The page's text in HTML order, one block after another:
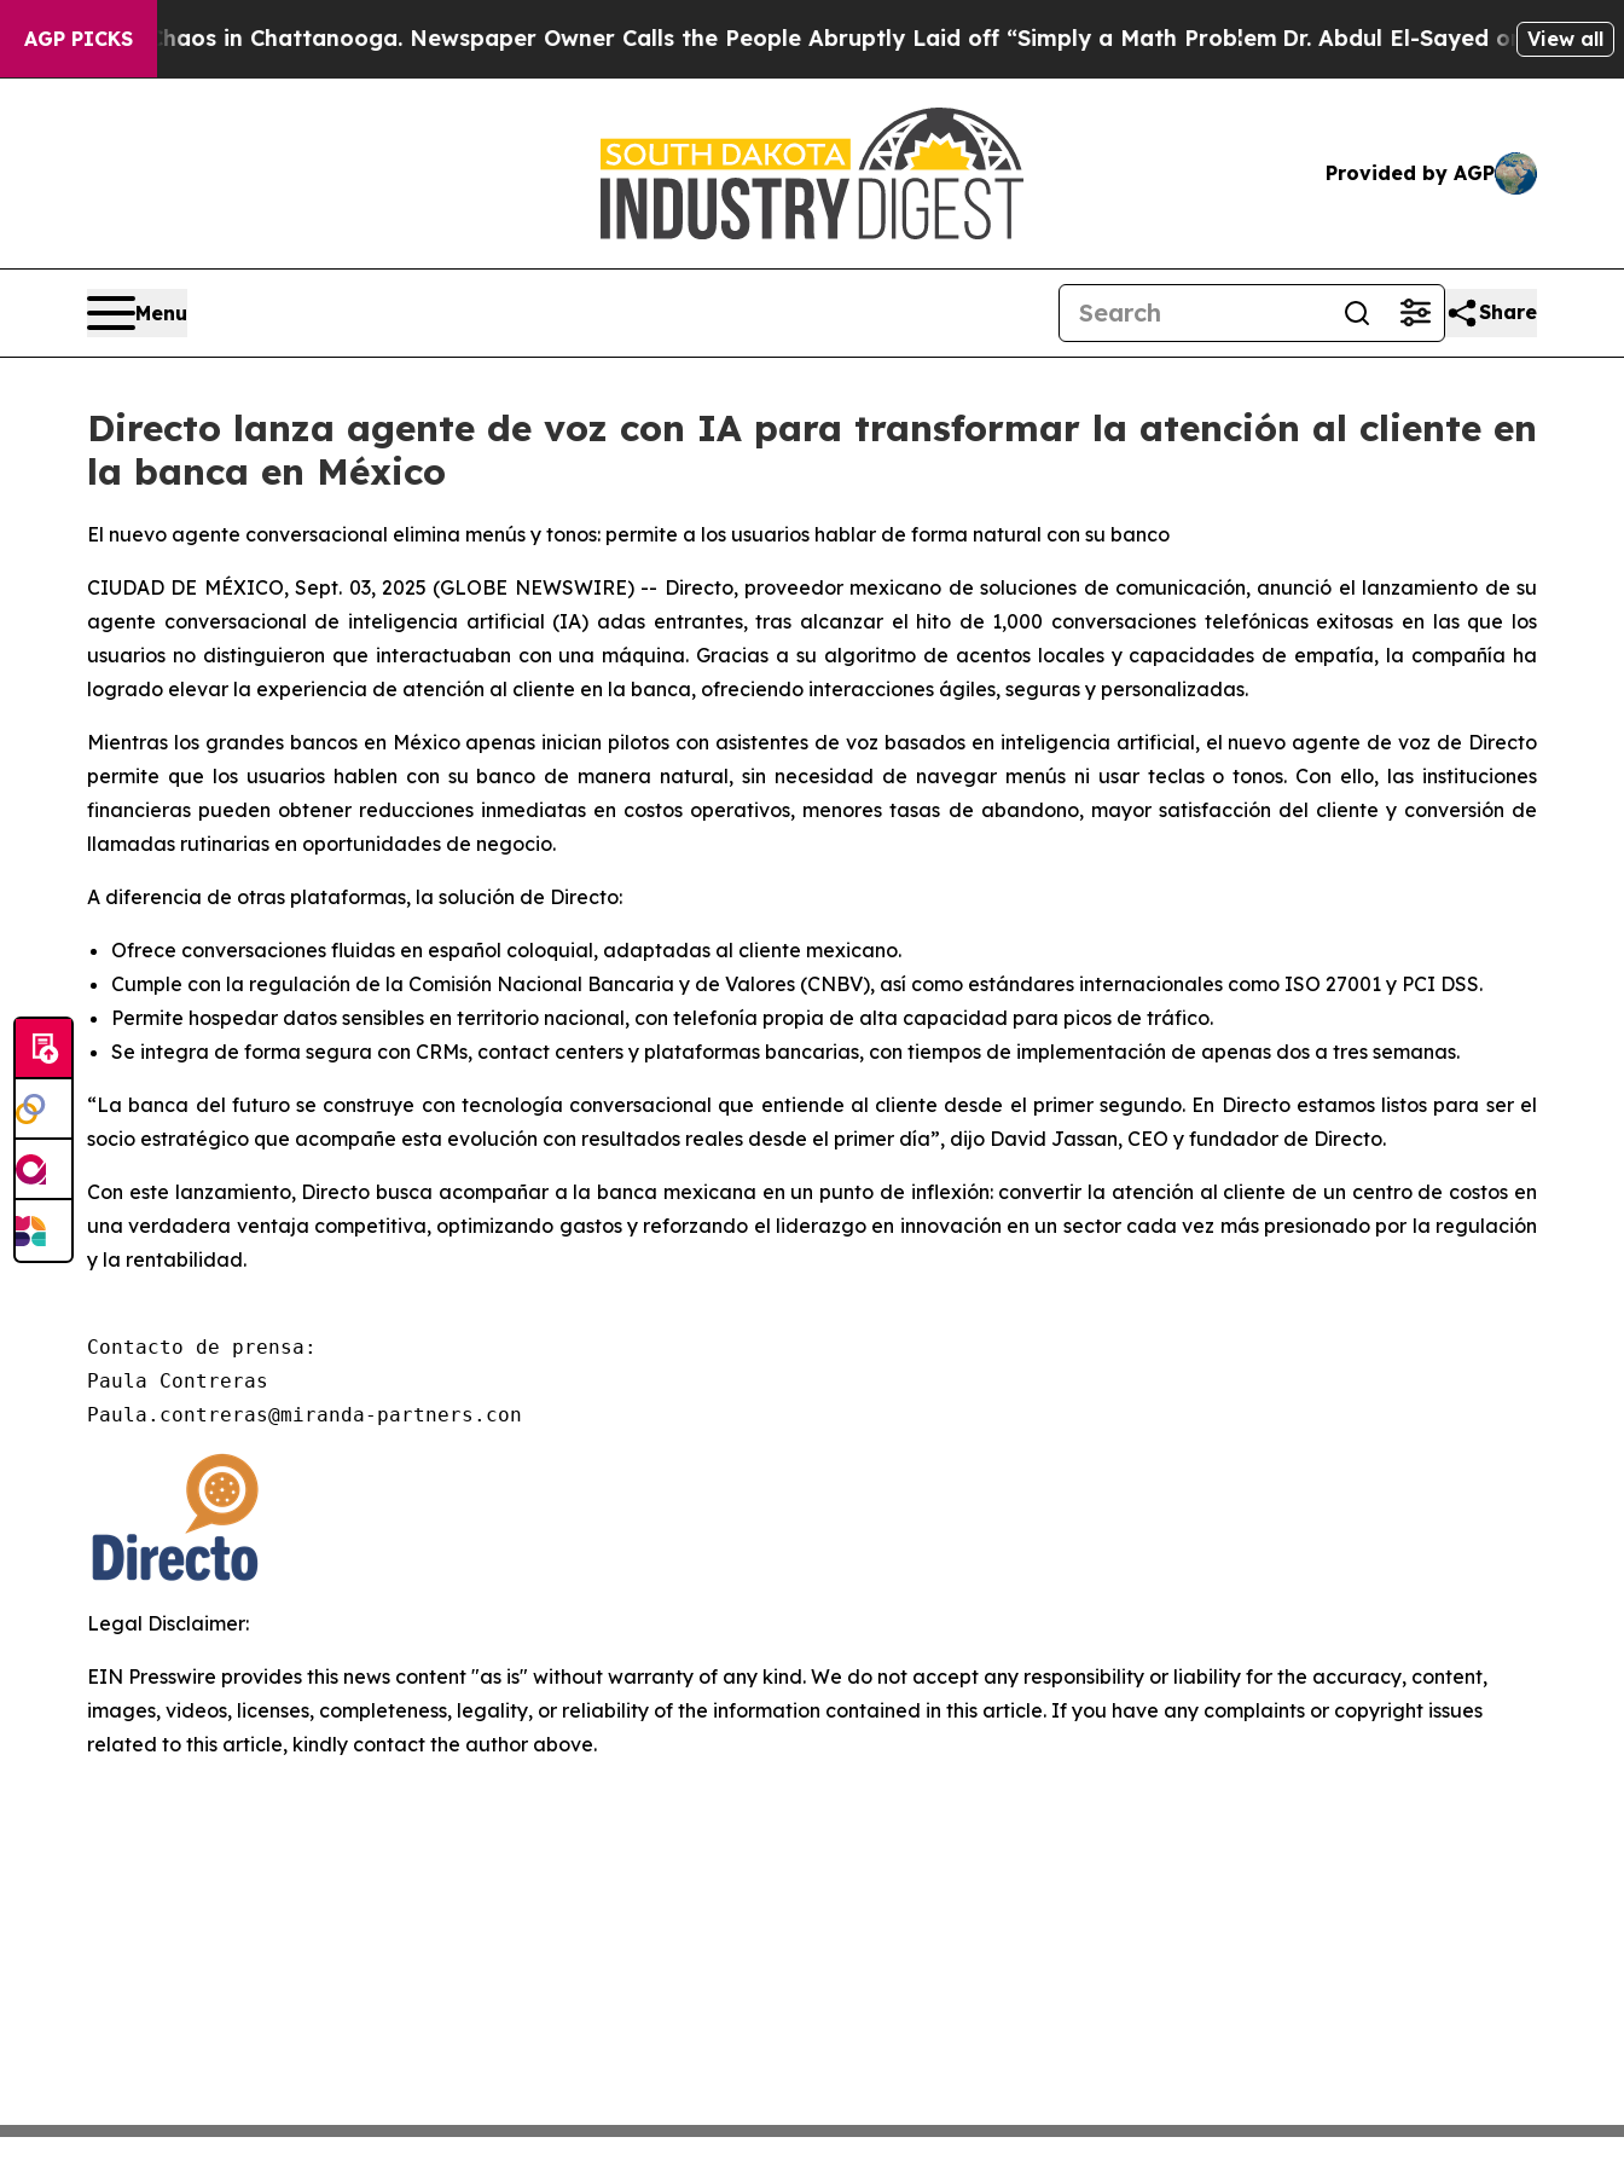
AGP PICKSChaos in Chattanooga. Newspaper Owner Calls the People Abruptly Laid off “Simply a Math ProblemDr. Abdul El-Sayed on HistoricView all
Provided by AGP
Menu Share
Directo lanza agente de voz con IA para transformar la atención al cliente en
la banca en México
El nuevo agente conversacional elimina menús y tonos: permite a los usuarios hablar de forma natural con su banco
CIUDAD DE MÉXICO, Sept. 03, 2025 (GLOBE NEWSWIRE) -- Directo, proveedor mexicano de soluciones de comunicación, anunció el lanzamiento de su
agente conversacional de inteligencia artificial (IA) adas entrantes, tras alcanzar el hito de 1,000 conversaciones telefónicas exitosas en las que los
usuarios no distinguieron que interactuaban con una máquina. Gracias a su algoritmo de acentos locales y capacidades de empatía, la compañía ha
logrado elevar la experiencia de atención al cliente en la banca, ofreciendo interacciones ágiles, seguras y personalizadas.
Mientras los grandes bancos en México apenas inician pilotos con asistentes de voz basados en inteligencia artificial, el nuevo agente de voz de Directo
permite que los usuarios hablen con su banco de manera natural, sin necesidad de navegar menús ni usar teclas o tonos. Con ello, las instituciones
financieras pueden obtener reducciones inmediatas en costos operativos, menores tasas de abandono, mayor satisfacción del cliente y conversión de
llamadas rutinarias en oportunidades de negocio.
A diferencia de otras plataformas, la solución de Directo:
Ofrece conversaciones fluidas en español coloquial, adaptadas al cliente mexicano.
Cumple con la regulación de la Comisión Nacional Bancaria y de Valores (CNBV), así como estándares internacionales como ISO 27001 y PCI DSS.
Permite hospedar datos sensibles en territorio nacional, con telefonía propia de alta capacidad para picos de tráfico.
Se integra de forma segura con CRMs, contact centers y plataformas bancarias, con tiempos de implementación de apenas dos a tres semanas.
“La banca del futuro se construye con tecnología conversacional que entiende al cliente desde el primer segundo. En Directo estamos listos para ser el
socio estratégico que acompañe esta evolución con resultados reales desde el primer día”, dijo David Jassan, CEO y fundador de Directo.
Con este lanzamiento, Directo busca acompañar a la banca mexicana en un punto de inflexión: convertir la atención al cliente de un centro de costos en
una verdadera ventaja competitiva, optimizando gastos y reforzando el liderazgo en innovación en un sector cada vez más presionado por la regulación
y la rentabilidad.
Contacto de prensa:
Paula Contreras
Paula.contreras@miranda-partners.con
Legal Disclaimer:
EIN Presswire provides this news content "as is" without warranty of any kind. We do not accept any responsibility or liability for the accuracy, content,
images, videos, licenses, completeness, legality, or reliability of the information contained in this article. If you have any complaints or copyright issues
related to this article, kindly contact the author above.